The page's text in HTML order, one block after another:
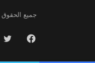
جميع الحقوق
فيسبوك